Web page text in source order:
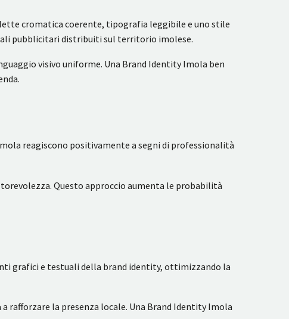
cromatica coerente, tipografia leggibile e uno stile
pubblicitari distribuiti sul territorio imolese.
visivo uniforme. Una Brand Identity Imola ben
reagiscono positivamente a segni di professionalità
Questo approccio aumenta le probabilità
grafici e testuali della brand identity, ottimizzando la
la presenza locale. Una Brand Identity Imola